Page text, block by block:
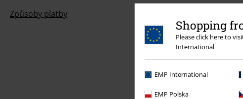
Shopping
Please click here to
International
EMP International
EMP Polska
Způsoby platby